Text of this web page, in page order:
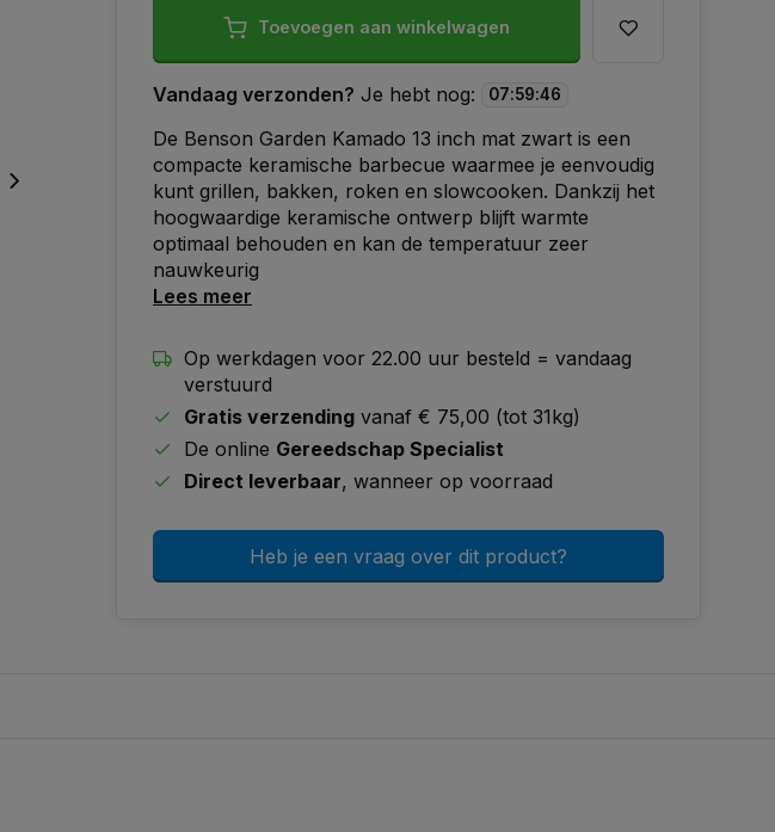
Toevoegen aan winkelwagen
Vandaag verzonden? Je hebt nog: 07:59:46
De Benson Garden Kamado 13 inch mat zwart is een
compacte keramische barbecue waarmee je eenvoudig
kunt grillen, bakken, roken en slowcooken. Dankzij het
hoogwaardige keramische ontwerp blijft warmte
optimaal behouden en kan de temperatuur zeer
nauwkeurig
Lees meer
Op werkdagen voor 22.00 uur besteld = vandaag
verstuurd
Gratis verzending vanaf € 75,00 (tot 31kg)
De online Gereedschap Specialist
Direct leverbaar, wanneer op voorraad
Heb je een vraag over dit product?